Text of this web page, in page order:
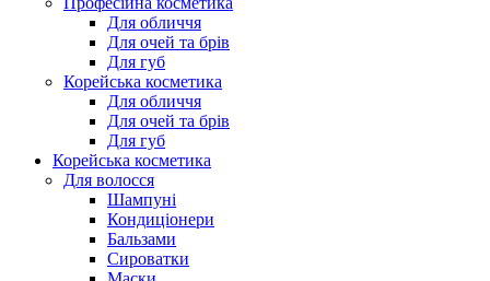
Для обличчя
Для очей та брів
Для губ
Корейська косметика
Для обличчя
Для очей та брів
Для губ
Корейська косметика
Для волосся
Шампуні
Кондиціонери
Бальзами
Сироватки